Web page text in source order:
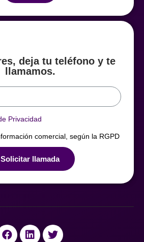
deja tu teléfono y te
llamamos.
Privacidad
comercial, según la RGPD
Solicitar llamada